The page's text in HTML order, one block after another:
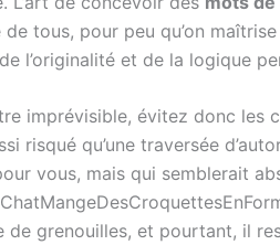
tous, pour peu qu’on
l’originalité et de la logique
imprévisible, évitez donc les
risqué qu’une traversée
vous, mais qui semblerait
de grenouilles, et pourtant, il